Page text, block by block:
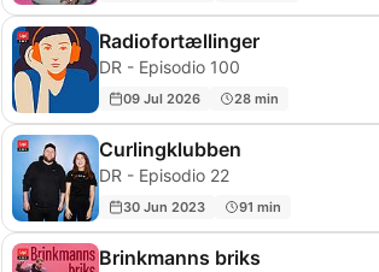
Radiofortællinger
DR - Episodio 100
09 Jul 2026 28 min
Curlingklubben
DR - Episodio 22
30 Jun 2023 91 min
Brinkmanns briks